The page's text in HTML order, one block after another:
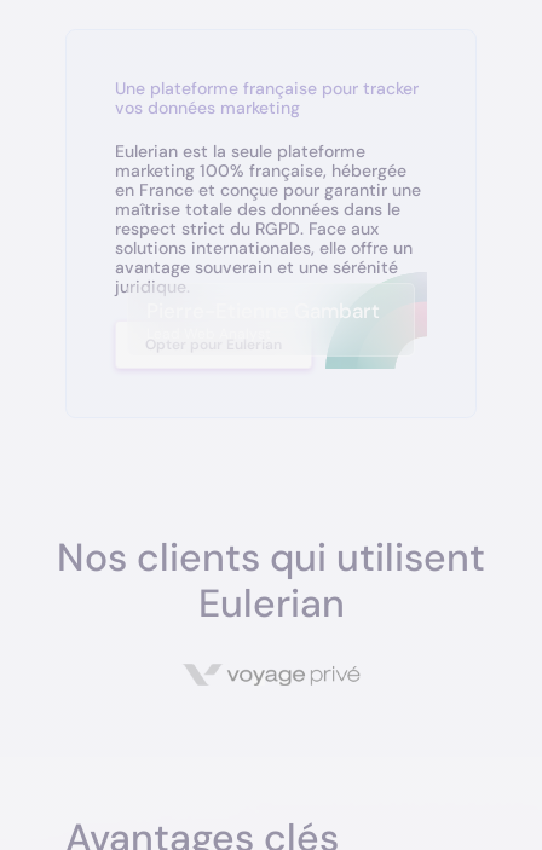
Une plateforme française pour tracker
vos données marketing
Eulerian est la seule plateforme
marketing 100% française, hébergée
en France et conçue pour garantir une
maîtrise totale des données dans le
respect strict du RGPD. Face aux
solutions internationales, elle offre un
avantage souverain et une sérénité
juridique.
Opter pour Eulerian
Pierre-Etienne Gambart
Nos clients qui utilisent
Eulerian
Avantages clés